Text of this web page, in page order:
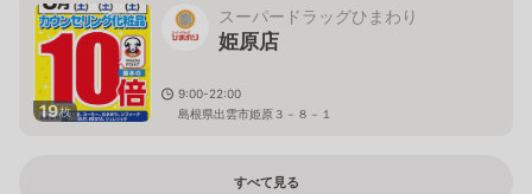
19枚
スーパードラッグひまわり
姫原店
9:00-22:00
島根県出雲市姫原３－８－１
すべて見る